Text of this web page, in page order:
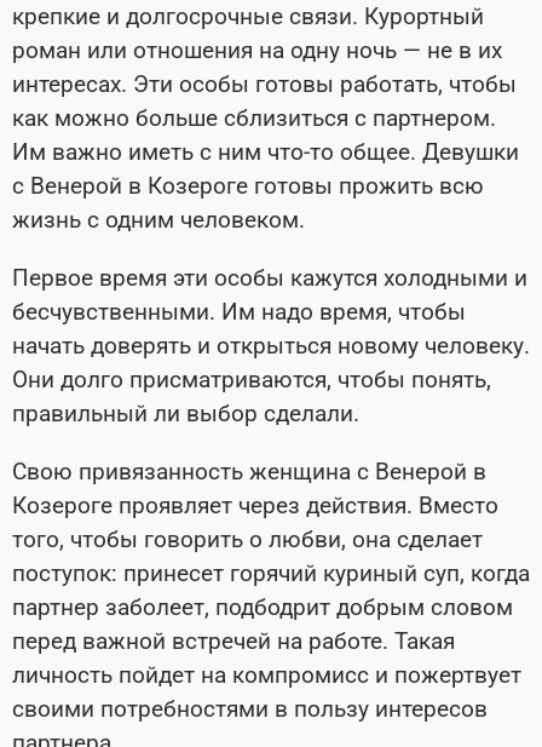
крепкие и долгосрочные связи. Курортный
роман или отношения на одну ночь — не в их
интересах. Эти особы готовы работать, чтобы
как можно больше сблизиться с партнером.
Им важно иметь с ним что-то общее. Девушки
с Венерой в Козероге готовы прожить всю
жизнь с одним человеком.
Первое время эти особы кажутся холодными и
бесчувственными. Им надо время, чтобы
начать доверять и открыться новому человеку.
Они долго присматриваются, чтобы понять,
правильный ли выбор сделали.
Свою привязанность женщина с Венерой в
Козероге проявляет через действия. Вместо
того, чтобы говорить о любви, она сделает
поступок: принесет горячий куриный суп, когда
партнер заболеет, подбодрит добрым словом
перед важной встречей на работе. Такая
личность пойдет на компромисс и пожертвует
своими потребностями в пользу интересов